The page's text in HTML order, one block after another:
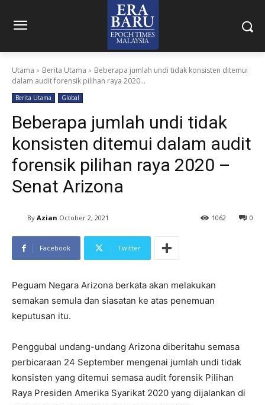
Utama Berita Utama
Beberapa jumlah undi tidak konsisten ditemui
dalam audit forensik pilihan raya 2020...
Berita Utama Global
Beberapa jumlah undi tidak
konsisten ditemui dalam audit
forensik pilihan raya 2020 –
Senat Arizona
By Azian October 2, 2021 0
1062
Facebook Twitter
Peguam Negara Arizona berkata akan melakukan
semakan semula dan siasatan ke atas penemuan
keputusan itu.
Penggubal undang-undang Arizona diberitahu semasa
perbicaraan 24 September mengenai jumlah undi tidak
konsisten yang ditemui semasa audit forensik Pilihan
Raya Presiden Amerika Syarikat 2020 yang dijalankan di